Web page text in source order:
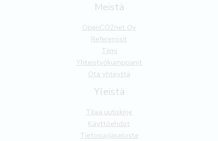
Meistä
OpenCO2net Oy
Referenssit
Tiimi
Yhteistyökumppanit
Ota yhteyttä
Yleistä
Tilaa uutiskirje
Käyttöehdot
Tietosuojaseloste